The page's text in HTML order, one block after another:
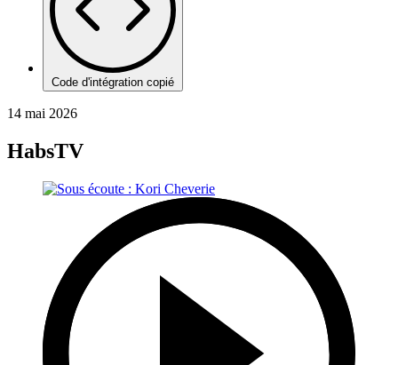
Code d'intégration copié
14 mai 2026
HabsTV